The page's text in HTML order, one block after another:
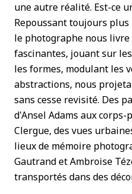
une autre réalité. Est-ce
Repoussant toujours
le photographe nous
fascinantes, jouant sur
les formes, modulant les
abstractions, nous
sans cesse revisité. Des
d'Ansel Adams aux corps-
Clergue, des vues
lieux de mémoire
Gautrand et Ambroise
transportés dans des